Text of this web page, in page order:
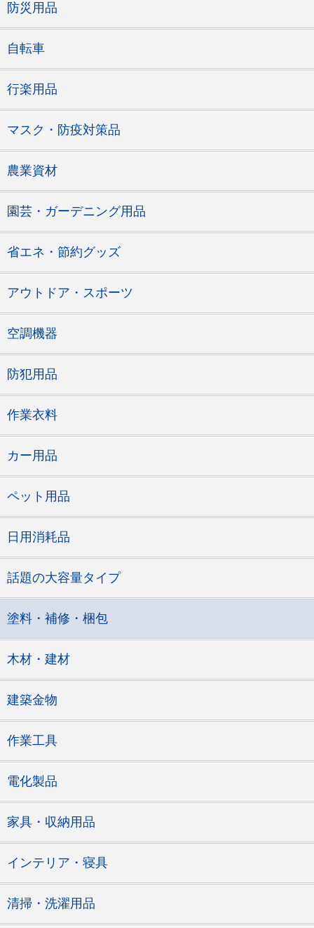
防災用品
自転車
行楽用品
マスク・防疫対策品
農業資材
園芸・ガーデニング用品
省エネ・節約グッズ
アウトドア・スポーツ
空調機器
防犯用品
作業衣料
カー用品
ペット用品
日用消耗品
話題の大容量タイプ
塗料・補修・梱包
木材・建材
建築金物
作業工具
電化製品
家具・収納用品
インテリア・寝具
清掃・洗濯用品